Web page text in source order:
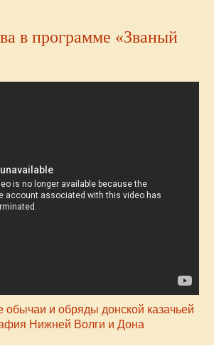
в программе «Званый
обычаи и обряды донской казачьей
Нижней Волги и Дона